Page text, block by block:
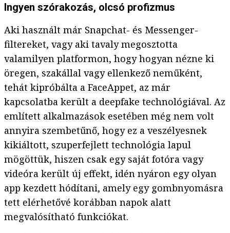
Ingyen szórakozás, olcsó profizmus
Aki használt már Snapchat- és Messenger-
filtereket, vagy aki tavaly megosztotta
valamilyen platformon, hogy hogyan nézne ki
öregen, szakállal vagy ellenkező neműként,
tehát kipróbálta a FaceAppet, az már
kapcsolatba került a deepfake technológiával. Az
említett alkalmazások esetében még nem volt
annyira szembetűnő, hogy ez a veszélyesnek
kikiáltott, szuperfejlett technológia lapul
mögöttük, hiszen csak egy saját fotóra vagy
videóra került új effekt, idén nyáron egy olyan
app kezdett hódítani, amely egy gombnyomásra
tett elérhetővé korábban napok alatt
megvalósítható funkciókat.